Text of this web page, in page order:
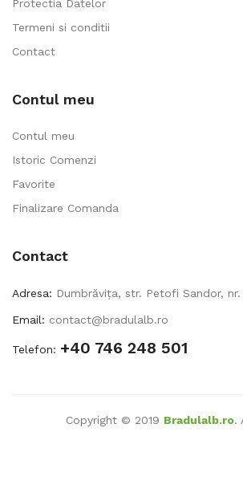
Protectia Datelor
Termeni si conditii
Contact
Contul meu
Contul meu
Istoric Comenzi
Favorite
Finalizare Comanda
Contact
Adresa: Dumbrăvița, str. Petofi Sandor,
Email: contact@bradulalb.ro
Telefon: +40 746 248 501
Copyright © 2019 Bradulalb.ro.